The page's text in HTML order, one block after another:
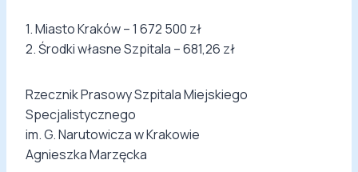
1. Miasto Kraków – 1 672 500 zł
2. Środki własne Szpitala – 681,26 zł
Rzecznik Prasowy Szpitala Miejskiego
Specjalistycznego
im. G. Narutowicza w Krakowie
Agnieszka Marzęcka